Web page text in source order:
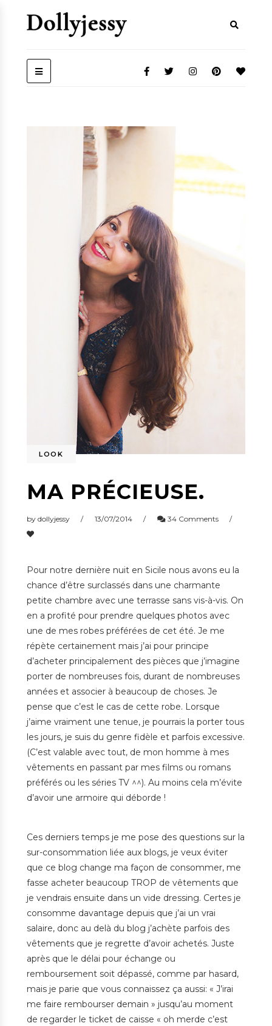
LOOK
MA PRÉCIEUSE.
by dollyjessy 13/07/2014 34 Comments
Pour notre dernière nuit en Sicile nous avons eu la
chance d’être surclassés dans une charmante
petite chambre avec une terrasse sans vis-à-vis. On
en a profité pour prendre quelques photos avec
une de mes robes préférées de cet été. Je me
répète certainement mais j’ai pour principe
d’acheter principalement des pièces que j’imagine
porter de nombreuses fois, durant de nombreuses
années et associer à beaucoup de choses. Je
pense que c’est le cas de cette robe. Lorsque
j’aime vraiment une tenue, je pourrais la porter tous
les jours, je suis du genre fidèle et parfois excessive.
(C’est valable avec tout, de mon homme à mes
vêtements en passant par mes films ou romans
préférés ou les séries TV ^^). Au moins cela m’évite
d’avoir une armoire qui déborde !
Ces derniers temps je me pose des questions sur la
sur-consommation liée aux blogs, je veux éviter
que ce blog change ma façon de consommer, me
fasse acheter beaucoup TROP de vêtements que
je vendrais ensuite dans un vide dressing. Certes je
consomme davantage depuis que j’ai un vrai
salaire, donc au delà du blog j’achète parfois des
vêtements que je regrette d’avoir achetés. Juste
après que le délai pour échange ou
remboursement soit dépassé, comme par hasard,
mais je parie que vous connaissez ça aussi: « J’irai
me faire rembourser demain » jusqu’au moment
de regarder le ticket de caisse « oh merde c’est